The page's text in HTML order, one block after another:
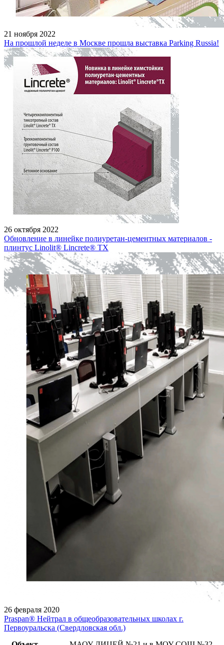
21 ноября 2022
На прошлой неделе в Москве прошла выставка Parking Russia!
26 октября 2022
Обновление в линейке полиуретан-цементных материалов -
плинтус Linolit® Lincrete® ТХ
26 февраля 2020
Praspan® Нейтрал в общеобразовательных школах г.
Первоуральска (Свердловская обл.)